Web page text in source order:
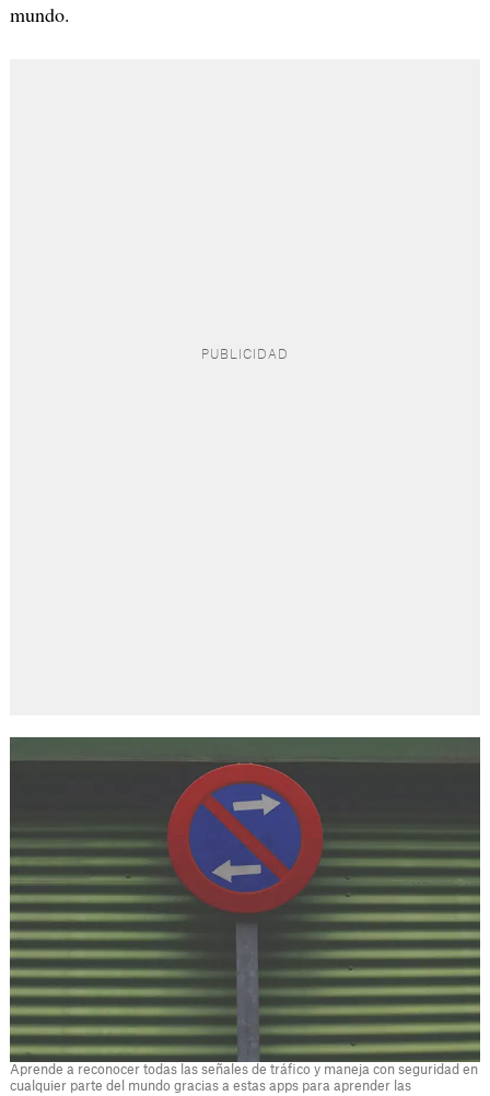
mundo.
Aprende a reconocer todas las señales de tráfico y maneja con seguridad en
cualquier parte del mundo gracias a estas apps para aprender las